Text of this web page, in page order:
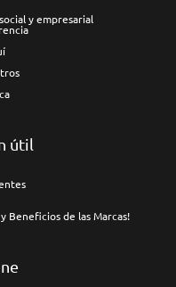
y empresarial
útil
Beneficios de las Marcas!